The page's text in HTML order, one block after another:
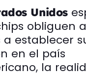
Unidos
obliguen
establecer
en el país
la